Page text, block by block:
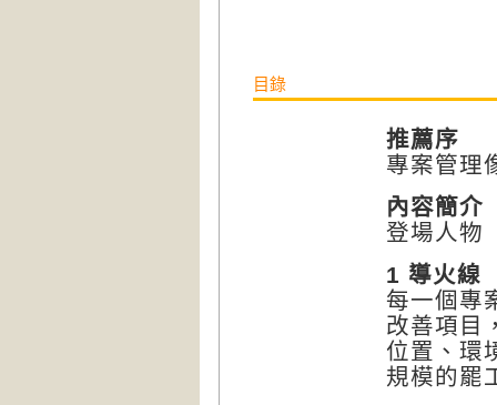
目錄
推薦序
專案管理
內容簡介
登場人物
1 導火線
每一個專
改善項目
位置、環
規模的罷